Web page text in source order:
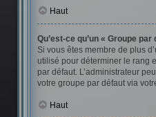
Haut
Qu’est-ce qu’un « Groupe par
Si vous êtes membre de plus
utilisé pour déterminer le rang
par défaut. L’administrateur
votre groupe par défaut via
Haut